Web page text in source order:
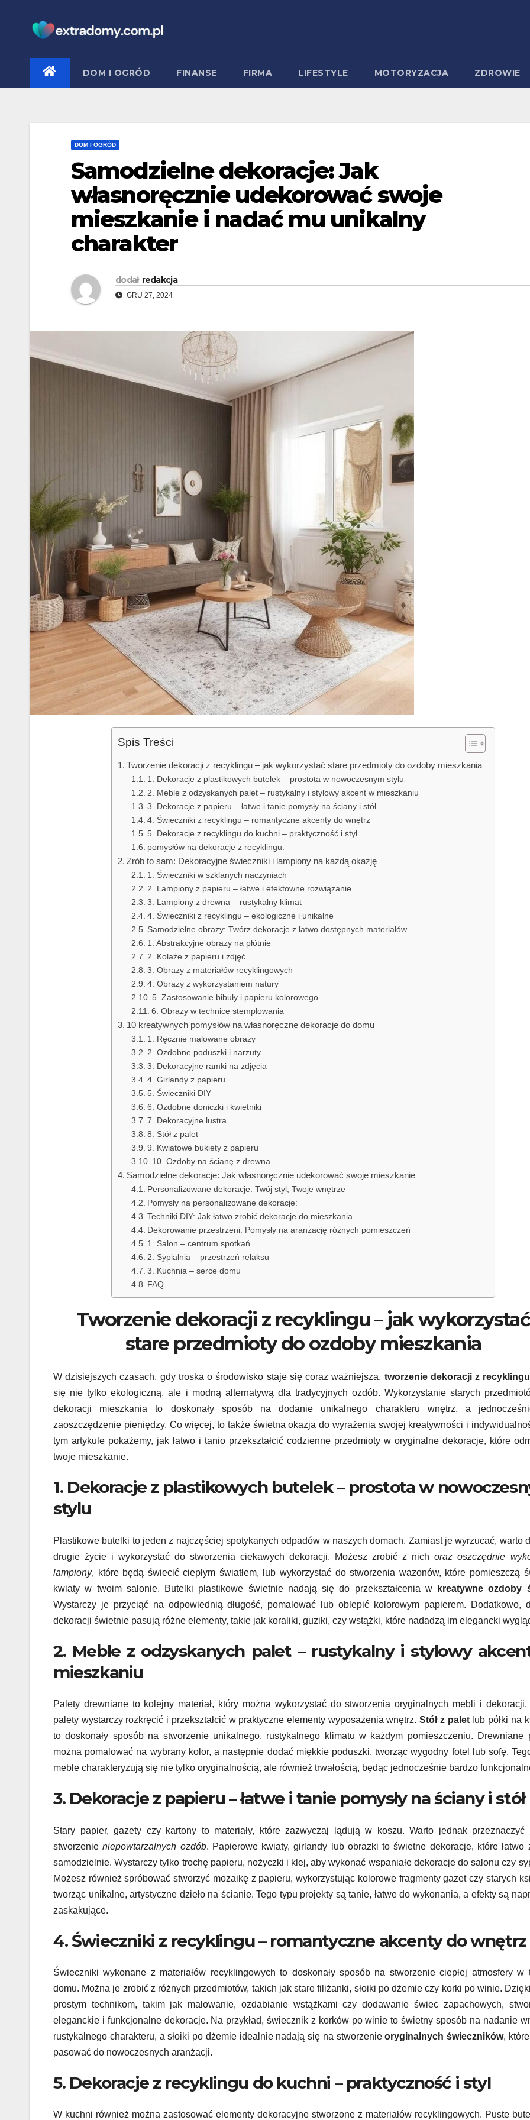
DOM I OGRÓD FINANSE FIRMA LIFESTYLE MOTORYZACJA ZDROWIE
DOM I OGRÓD
Samodzielne dekoracje: Jak
własnoręcznie udekorować swoje
mieszkanie i nadać mu unikalny
charakter
dodał redakcja
GRU 27, 2024
Spis Treści
Tworzenie dekoracji z recyklingu – jak wykorzystać stare przedmioty do ozdoby mieszkania
1. Dekoracje z plastikowych butelek – prostota w nowoczesnym stylu
2. Meble z odzyskanych palet – rustykalny i stylowy akcent w mieszkaniu
3. Dekoracje z papieru – łatwe i tanie pomysły na ściany i stół
4. Świeczniki z recyklingu – romantyczne akcenty do wnętrz
5. Dekoracje z recyklingu do kuchni – praktyczność i styl
pomysłów na dekoracje z recyklingu:
Zrób to sam: Dekoracyjne świeczniki i lampiony na każdą okazję
1. Świeczniki w szklanych naczyniach
2. Lampiony z papieru – łatwe i efektowne rozwiązanie
3. Lampiony z drewna – rustykalny klimat
4. Świeczniki z recyklingu – ekologiczne i unikalne
Samodzielne obrazy: Twórz dekoracje z łatwo dostępnych materiałów
1. Abstrakcyjne obrazy na płótnie
2. Kolaże z papieru i zdjęć
3. Obrazy z materiałów recyklingowych
4. Obrazy z wykorzystaniem natury
5. Zastosowanie bibuły i papieru kolorowego
6. Obrazy w technice stemplowania
10 kreatywnych pomysłów na własnoręczne dekoracje do domu
1. Ręcznie malowane obrazy
2. Ozdobne poduszki i narzuty
3. Dekoracyjne ramki na zdjęcia
4. Girlandy z papieru
5. Świeczniki DIY
6. Ozdobne doniczki i kwietniki
7. Dekoracyjne lustra
8. Stół z palet
9. Kwiatowe bukiety z papieru
10. Ozdoby na ścianę z drewna
Samodzielne dekoracje: Jak własnoręcznie udekorować swoje mieszkanie
Personalizowane dekoracje: Twój styl, Twoje wnętrze
Pomysły na personalizowane dekoracje:
Techniki DIY: Jak łatwo zrobić dekoracje do mieszkania
Dekorowanie przestrzeni: Pomysły na aranżację różnych pomieszczeń
1. Salon – centrum spotkań
2. Sypialnia – przestrzeń relaksu
3. Kuchnia – serce domu
FAQ
Tworzenie dekoracji z recyklingu – jak wykorzystać
stare przedmioty do ozdoby mieszkania
W dzisiejszych czasach, gdy troska o środowisko staje się coraz ważniejsza, tworzenie dekoracji z recyklingu
się nie tylko ekologiczną, ale i modną alternatywą dla tradycyjnych ozdób. Wykorzystanie starych
dekoracji mieszkania to doskonały sposób na dodanie unikalnego charakteru wnętrz, a
zaoszczędzenie pieniędzy. Co więcej, to także świetna okazja do wyrażenia swojej kreatywności i
tym artykule pokażemy, jak łatwo i tanio przekształcić codzienne przedmioty w oryginalne dekoracje, które
twoje mieszkanie.
1. Dekoracje z plastikowych butelek – prostota w
stylu
Plastikowe butelki to jeden z najczęściej spotykanych odpadów w naszych domach. Zamiast je wyrzucać, warto
drugie życie i wykorzystać do stworzenia ciekawych dekoracji. Możesz zrobić z nichoraz oszczędnie
lampiony, które będą świecić ciepłym światłem, lub wykorzystać do stworzenia wazonów, które pomieszczą
kwiaty w twoim salonie. Butelki plastikowe świetnie nadają się do przekształcenia w
kreatywne ozdoby
Wystarczy je przyciąć na odpowiednią długość, pomalować lub oblepić kolorowym papierem. Dodatkowo,
dekoracji świetnie pasują różne elementy, takie jak koraliki, guziki, czy wstążki, które nadadzą im elegancki
2. Meble z odzyskanych palet – rustykalny i stylowy
mieszkaniu
Palety drewniane to kolejny materiał, który można wykorzystać do stworzenia oryginalnych mebli i dekoracji.
palety wystarczy rozkręcić i przekształcić w praktyczne elementy wyposażenia wnętrz.Stół z paletlub półki na
to doskonały sposób na stworzenie unikalnego, rustykalnego klimatu w każdym pomieszczeniu. Drewniane
można pomalować na wybrany kolor, a następnie dodać miękkie poduszki, tworząc wygodny fotel lub sofę.
meble charakteryzują się nie tylko oryginalnością, ale również trwałością, będąc jednocześnie bardzo
3. Dekoracje z papieru – łatwe i tanie pomysły na ściany i stół
Stary papier, gazety czy kartony to materiały, które zazwyczaj lądują w koszu. Warto jednak
stworzenieniepowtarzalnych ozdób. Papierowe kwiaty, girlandy lub obrazki to świetne dekoracje, które łatwo
samodzielnie. Wystarczy tylko trochę papieru, nożyczki i klej, aby wykonać wspaniałe dekoracje do salonu czy
Możesz również spróbować stworzyć mozaikę z papieru, wykorzystując kolorowe fragmenty gazet czy starych
tworząc unikalne, artystyczne dzieło na ścianie. Tego typu projekty są tanie, łatwe do wykonania, a efekty są
zaskakujące.
4. Świeczniki z recyklingu – romantyczne akcenty do wnętrz
Świeczniki wykonane z materiałów recyklingowych to doskonały sposób na stworzenie ciepłej atmosfery w
domu. Można je zrobić z różnych przedmiotów, takich jak stare filiżanki, słoiki po dżemie czy korki po winie.
prostym technikom, takim jak malowanie, ozdabianie wstążkami czy dodawanie świec zapachowych,
eleganckie i funkcjonalne dekoracje. Na przykład, świecznik z korków po winie to świetny sposób na nadanie
rustykalnego charakteru, a słoiki po dżemie idealnie nadają się na stworzenieoryginalnych świeczników,
pasować do nowoczesnych aranżacji.
5. Dekoracje z recyklingu do kuchni – praktyczność i styl
W kuchni również można zastosować elementy dekoracyjne stworzone z materiałów recyklingowych. Puste